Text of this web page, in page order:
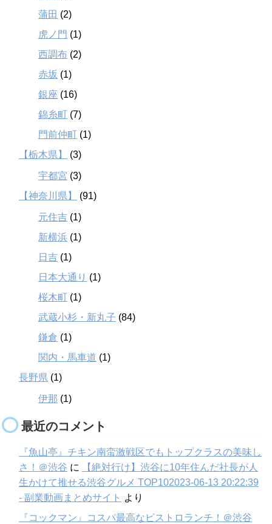
蒲田 (2)
虎ノ門 (1)
西調布 (2)
赤坂 (1)
銀座 (16)
錦糸町 (7)
門前仲町 (1)
【栃木県】
(3)
宇都宮 (3)
【神奈川県】
(91)
元住吉 (1)
新横浜 (1)
日吉 (1)
日本大通り (1)
桜木町 (1)
武蔵小杉・新丸子 (84)
鎌倉 (1)
関内・馬車道 (1)
長野県 (1)
伊那 (1)
最近のコメント
『魚山亭』チキン南蛮激戦区でもトップクラスの美味し
さ！＠渋谷 に
【絶対行け】渋谷に10年住んだ社長が人
生かけて推せる渋谷グルメ TOP102023-06-13 20:22:39
- 副業動画まとめサイト より
『コックマン』コスパ最高なビストロランチ！＠渋谷